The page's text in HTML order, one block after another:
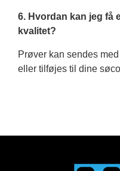
6. Hvordan kan jeg få
kvalitet?
Prøver kan sendes
eller tilføjes til dine